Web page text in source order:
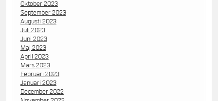
Oktober 2023
September 2023
Augusti 2023
Juli 2023
Juni 2023
Maj 2023
April 2023
Mars 2023
Februari 2023
Januari 2023
December 2022